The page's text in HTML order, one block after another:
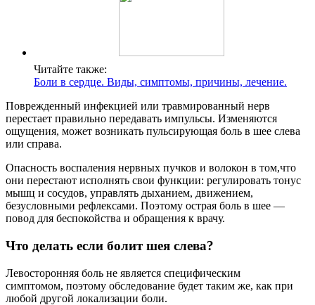
Читайте также:
Боли в сердце. Виды, симптомы, причины, лечение.
Поврежденный инфекцией или травмированный нерв
перестает правильно передавать импульсы. Изменяются
ощущения, может возникать пульсирующая боль в шее слева
или справа.
Опасность воспаления нервных пучков и волокон в том,что
они перестают исполнять свои функции: регулировать тонус
мышц и сосудов, управлять дыханием, движением,
безусловными рефлексами. Поэтому острая боль в шее —
повод для беспокойства и обращения к врачу.
Что делать если болит шея слева?
Левосторонняя боль не является специфическим
симптомом, поэтому обследование будет таким же, как при
любой другой локализации боли.